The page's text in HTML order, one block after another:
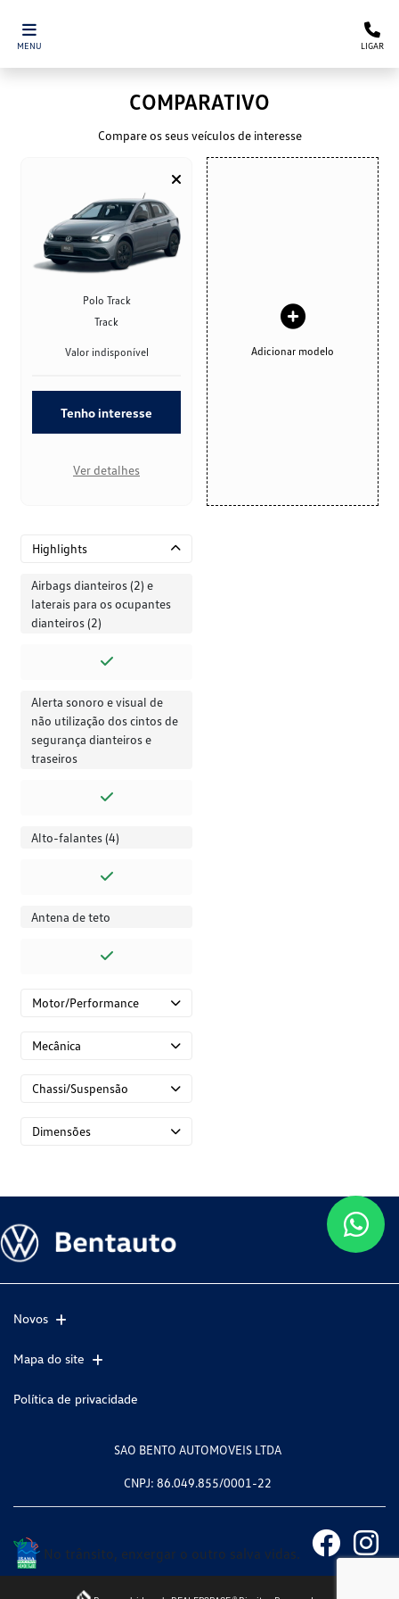
MENU LIGAR
COMPARATIVO
Compare os seus veículos de interesse
Polo Track
Track
Valor indisponível
Tenho interesse
Ver detalhes
Adicionar modelo
Highlights
Airbags dianteiros (2) e
laterais para os ocupantes
dianteiros (2)
Alerta sonoro e visual de
não utilização dos cintos de
segurança dianteiros e
traseiros
Alto-falantes (4)
Antena de teto
Motor/Performance
Mecânica
Chassi/Suspensão
Dimensões
Novos
Mapa do site
Política de privacidade
SAO BENTO AUTOMOVEIS LTDA
CNPJ: 86.049.855/0001-22
No trânsito, enxergar o outro salva vidas.